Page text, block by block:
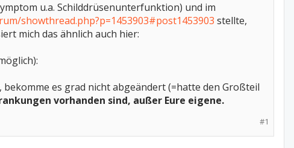
u.a. Schilddrüsenunterfunktion) und im
showthread.php?p=1453903#post1453903 stellte,
mich das ähnlich auch hier:
es grad nicht abgeändert (=hatte den Großteil
vorhanden sind, außer Eure eigene.
#1